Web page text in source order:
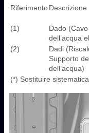
RiferimentoDescrizione
(1)
Dado
dell’acqua
(2)
Dadi
Supporto
dell’acqua)
(*) Sostituire